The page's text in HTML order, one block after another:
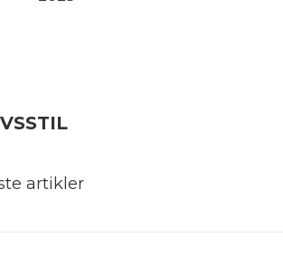
artikler